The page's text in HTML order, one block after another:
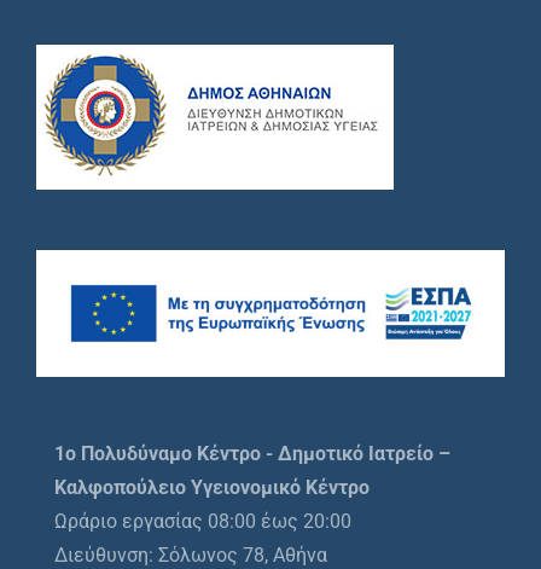
1o Πολυδύναμο Κέντρο - Δημοτικό Ιατρείο –
Καλφοπούλειο Υγειονομικό Κέντρο
Ωράριο εργασίας 08:00 έως 20:00
Διεύθυνση: Σόλωνος 78, Αθήνα